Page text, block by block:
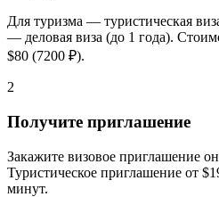
Для туризма — туристическая
— деловая виза (до 1 года).
$80 (7200 ₽).
2
Получите приглашение
Закажите визовое приглашение
Туристическое приглашение от
минут.